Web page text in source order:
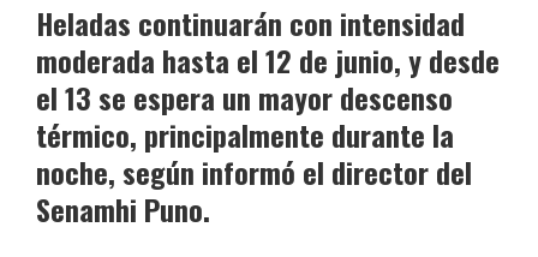
Heladas continuarán con intensidad
moderada hasta el 12 de junio, y desde
el 13 se espera un mayor descenso
térmico, principalmente durante la
noche, según informó el director del
Senamhi Puno.